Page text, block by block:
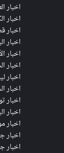
اخبار
اخبار
اخبار
اخبار
اخبار
اخبار
اخبار
اخبار
اخبار
اخبار
اخبار
اخبار
اخبار